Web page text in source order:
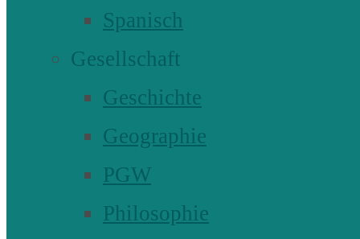
Spanisch
Gesellschaft
Geschichte
Geographie
PGW
Philosophie